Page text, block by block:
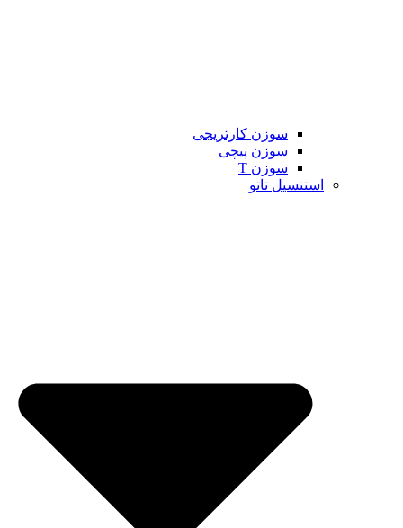
سوزن کارتریجی
سوزن پیچی
سوزن T
استنسیل تاتو